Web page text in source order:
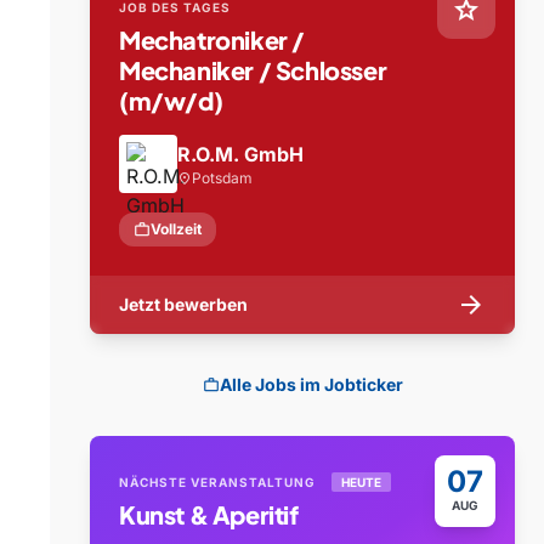
star
JOB DES TAGES
Mechatroniker /
Mechaniker / Schlosser
(m/w/d)
R.O.M. GmbH
location_on Potsdam
workVollzeit
Jetzt bewerben arrow_forward
workAlle Jobs im Jobticker
07
AUG
NÄCHSTE VERANSTALTUNG HEUTE
Kunst & Aperitif